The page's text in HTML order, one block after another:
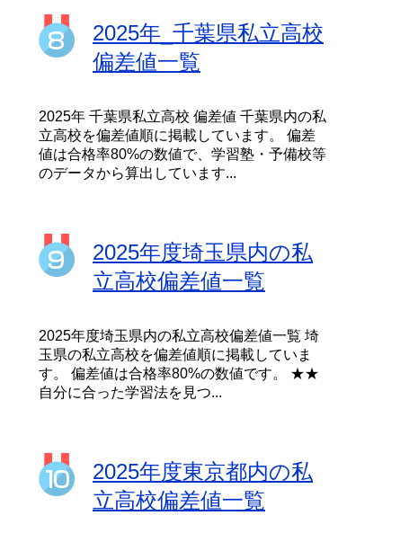
2025年_千葉県私立高校
偏差値一覧
2025年 千葉県私立高校 偏差値 千葉県内の私
立高校を偏差値順に掲載しています。 偏差
値は合格率80%の数値で、学習塾・予備校等
のデータから算出しています...
2025年度埼玉県内の私
立高校偏差値一覧
2025年度埼玉県内の私立高校偏差値一覧 埼
玉県の私立高校を偏差値順に掲載していま
す。 偏差値は合格率80%の数値です。 ★★
自分に合った学習法を見つ...
2025年度東京都内の私
立高校偏差値一覧